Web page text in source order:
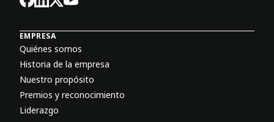
EMPRESA
Quiénes somos
Historia de la empresa
Nuestro propósito
Premios y reconocimiento
Liderazgo